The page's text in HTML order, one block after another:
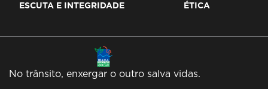
ESCUTA E INTEGRIDADE
ÉTICA
No trânsito, enxergar o outro salva vidas.